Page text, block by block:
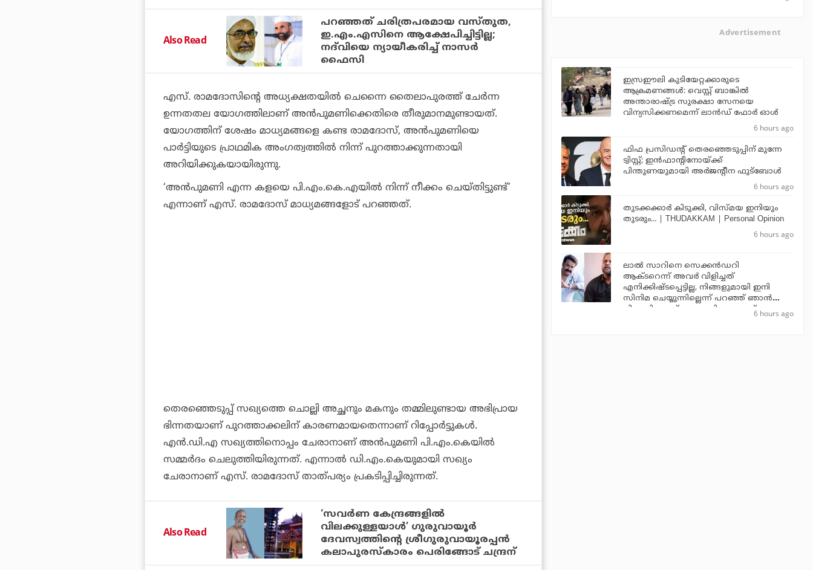
Also Read
പറഞ്ഞത് ചരിത്രപരമായ വസ്തുത,
ഇ.എം.എസിനെ ആക്ഷേപിച്ചിട്ടില്ല;
നദ്‌വിയെ ന്യായീകരിച്ച് നാസര്‍
ഫൈസി
എസ്. രാമദോസിന്റെ അധ്യക്ഷതയില്‍ ചെന്നൈ തൈലാപുരത്ത് ചേര്‍ന്ന
ഉന്നതതല യോഗത്തിലാണ് അന്‍പുമണിക്കെതിരെ തീരുമാനമുണ്ടായത്.
യോഗത്തിന് ശേഷം മാധ്യമങ്ങളെ കണ്ട രാമദോസ്, അന്‍പുമണിയെ
പാര്‍ട്ടിയുടെ പ്രാഥമിക അംഗത്വത്തില്‍ നിന്ന് പുറത്താക്കുന്നതായി
അറിയിക്കുകയായിരുന്നു.
‘അന്‍പുമണി എന്ന കളയെ പി.എം.കെ.എയില്‍ നിന്ന് നീക്കം ചെയ്തിട്ടുണ്ട്’
എന്നാണ് എസ്. രാമദോസ് മാധ്യമങ്ങളോട് പറഞ്ഞത്.
തെരഞ്ഞെടുപ്പ് സഖ്യത്തെ ചൊല്ലി അച്ഛനും മകനും തമ്മിലുണ്ടായ അഭിപ്രായ
ഭിന്നതയാണ് പുറത്താക്കലിന് കാരണമായതെന്നാണ് റിപ്പോര്‍ട്ടുകള്‍.
എന്‍.ഡി.എ സഖ്യത്തിനൊപ്പം ചേരാനാണ് അന്‍പുമണി പി.എം.കെയില്‍
സമ്മര്‍ദം ചെലുത്തിയിരുന്നത്. എന്നാല്‍ ഡി.എം.കെയുമായി സഖ്യം
ചേരാനാണ് എസ്. രാമദോസ് താത്പര്യം പ്രകടിപ്പിച്ചിരുന്നത്.
Also Read
‘സവര്‍ണ കേന്ദ്രങ്ങളില്‍
വിലക്കുള്ളയാള്‍’ ഗുരുവായൂര്‍
ദേവസ്വത്തിന്റെ ശ്രീഗുരുവായൂരപ്പന്‍
കലാപുരസ്‌കാരം പെരിങ്ങോട് ചന്ദ്രന്
Advertisement
ഇസ്രഈലി കുടിയേറ്റക്കാരുടെ
ആക്രമണങ്ങള്‍: വെസ്റ്റ് ബാങ്കില്‍
അന്താരാഷ്ട്ര സുരക്ഷാ സേനയെ
വിന്യസിക്കണമെന്ന് ലാന്‍ഡ് ഫോര്‍ ഓള്‍
6 hours ago
ഫിഫ പ്രസിഡന്റ് തെരഞ്ഞെടുപ്പിന് മുന്നേ
ട്വിസ്റ്റ്; ഇന്‍ഫാന്റിനോയ്ക്ക്
പിന്തുണയുമായി അര്‍ജന്റീന ഫുട്‌ബോള്‍
6 hours ago
തുടക്കക്കാര്‍ കിടുക്കി, വിസ്മയ ഇനിയും
തുടരും... | THUDAKKAM | Personal Opinion
6 hours ago
ലാല്‍ സാറിനെ സെക്കന്‍ഡറി
ആക്ടറെന്ന് അവര്‍ വിളിച്ചത്
എനിക്കിഷ്ടപ്പെട്ടില്ല, നിങ്ങളുമായി ഇനി
സിനിമ ചെയ്യുന്നില്ലെന്ന് പറഞ്ഞ് ഞാന്‍
പിന്മാറി: ജൂഡ് ആന്തണി ജോസഫ്6 hours ago